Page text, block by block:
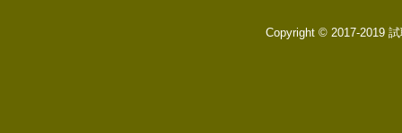
Copyright © 2017-2019